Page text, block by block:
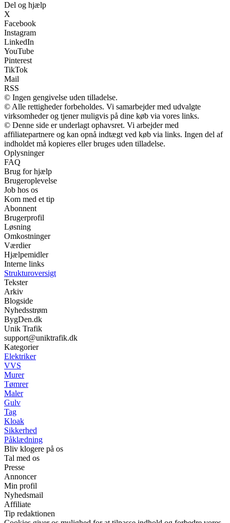
Del og hjælp
X
Facebook
Instagram
LinkedIn
YouTube
Pinterest
TikTok
Mail
RSS
© Ingen gengivelse uden tilladelse.
© Alle rettigheder forbeholdes. Vi samarbejder med udvalgte
virksomheder og tjener muligvis på dine køb via vores links.
© Denne side er underlagt ophavsret. Vi arbejder med
affiliatepartnere og kan opnå indtægt ved køb via links. Ingen del af
indholdet må kopieres eller bruges uden tilladelse.
Oplysninger
FAQ
Brug for hjælp
Brugeroplevelse
Job hos os
Kom med et tip
Abonnent
Brugerprofil
Løsning
Omkostninger
Værdier
Hjælpemidler
Interne links
Strukturoversigt
Tekster
Arkiv
Blogside
Nyhedsstrøm
BygDen.dk
Unik Trafik
support@uniktrafik.dk
Kategorier
Elektriker
VVS
Murer
Tømrer
Maler
Gulv
Tag
Kloak
Sikkerhed
Påklædning
Bliv klogere på os
Tal med os
Presse
Annoncer
Min profil
Nyhedsmail
Affiliate
Tip redaktionen